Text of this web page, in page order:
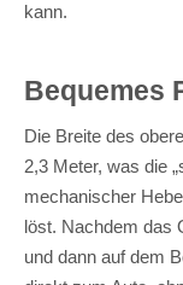
kann.
Bequemes
Die Breite des
2,3 Meter, was die
mechanischer
löst. Nachdem das
und dann auf dem